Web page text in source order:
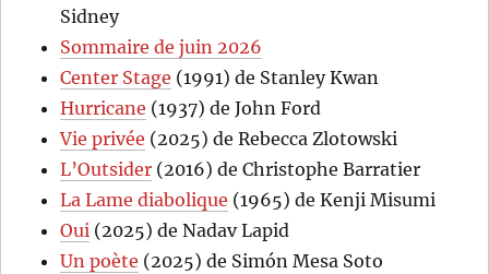
Sidney
Sommaire de juin 2026
Center Stage (1991) de Stanley Kwan
Hurricane (1937) de John Ford
Vie privée (2025) de Rebecca Zlotowski
L’Outsider (2016) de Christophe Barratier
La Lame diabolique (1965) de Kenji Misumi
Oui (2025) de Nadav Lapid
Un poète (2025) de Simón Mesa Soto